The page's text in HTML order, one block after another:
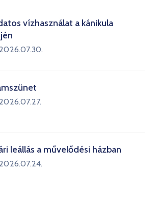
vízhasználat a kánikula
2026.07.30.
2026.07.27.
leállás a művelődési házban
2026.07.24.